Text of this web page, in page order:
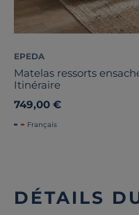
EPEDA
Matelas ressorts
Itinéraire
749,00 €
Français
DÉTAILS